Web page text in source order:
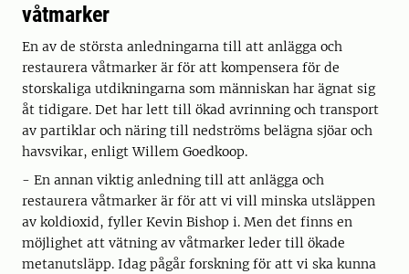
våtmarker
En av de största anledningarna till att anlägga och
restaurera våtmarker är för att kompensera för de
storskaliga utdikningarna som människan har ägnat sig
åt tidigare. Det har lett till ökad avrinning och transport
av partiklar och näring till nedströms belägna sjöar och
havsvikar, enligt Willem Goedkoop.
- En annan viktig anledning till att anlägga och
restaurera våtmarker är för att vi vill minska utsläppen
av koldioxid, fyller Kevin Bishop i. Men det finns en
möjlighet att vätning av våtmarker leder till ökade
metanutsläpp. Idag pågår forskning för att vi ska kunna